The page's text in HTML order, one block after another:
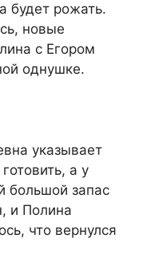
будет рожать.
новые
с Егором
однушке.
указывает
а у
большой запас
и Полина
что вернулся